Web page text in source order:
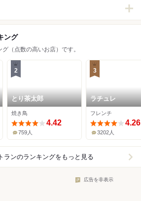
ング
（点数の高いお店）です。
2
とり茶太郎
焼き鳥
4.42
759人
3
ラチュレ
フレンチ
4.26
3202人
ランのランキングをもっと見る
広告を非表示